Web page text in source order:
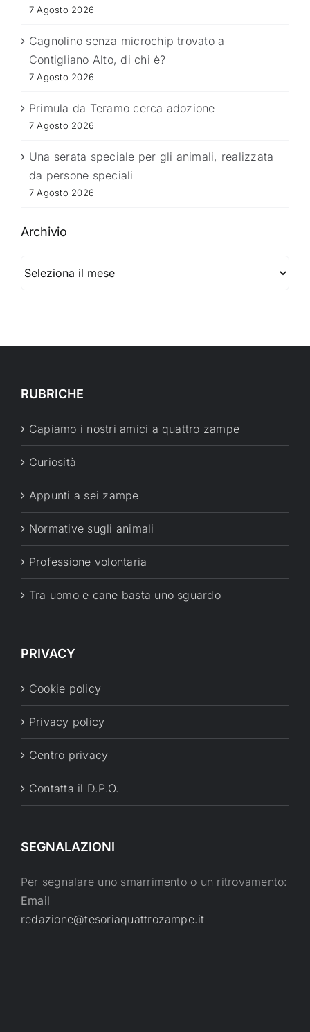
7 Agosto 2026
Cagnolino senza microchip trovato a
Contigliano Alto, di chi è?
7 Agosto 2026
Primula da Teramo cerca adozione
7 Agosto 2026
Una serata speciale per gli animali, realizzata
da persone speciali
7 Agosto 2026
Archivio
RUBRICHE
Capiamo i nostri amici a quattro zampe
Curiosità
Appunti a sei zampe
Normative sugli animali
Professione volontaria
Tra uomo e cane basta uno sguardo
PRIVACY
Cookie policy
Privacy policy
Centro privacy
Contatta il D.P.O.
SEGNALAZIONI
Per segnalare uno smarrimento o un ritrovamento:
Email
redazione@tesoriaquattrozampe.it